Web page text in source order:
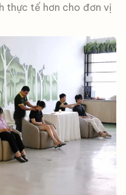
thực tế hơn cho đơn vị